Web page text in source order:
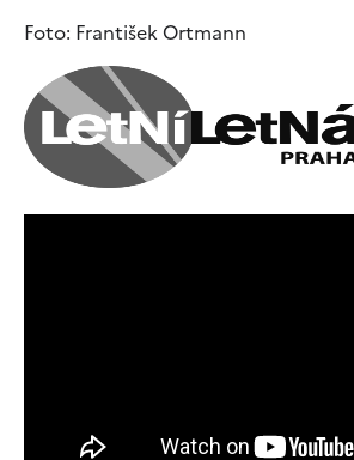
Foto: František Ortmann